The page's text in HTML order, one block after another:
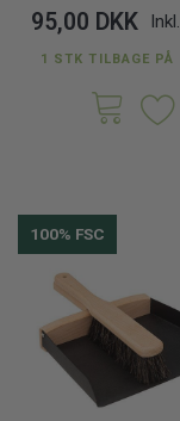
95,00 DKK
1 STK TILBAGE PÅ
100% FSC